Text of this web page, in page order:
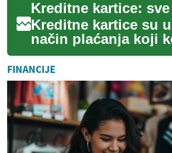
cijenama, ali i mog...
Kreditne kartice su
način plaćanja koji
praktičnost i
kratkoročnog kredita.
vam do...
FINANCIJE